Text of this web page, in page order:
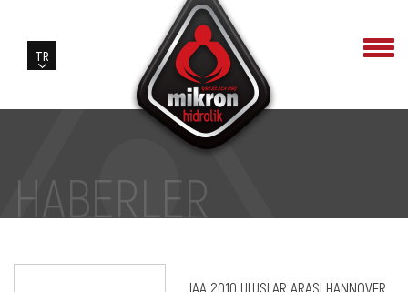
HABERLER
IAA 2010 ULUSLAR ARASI HANNOVER